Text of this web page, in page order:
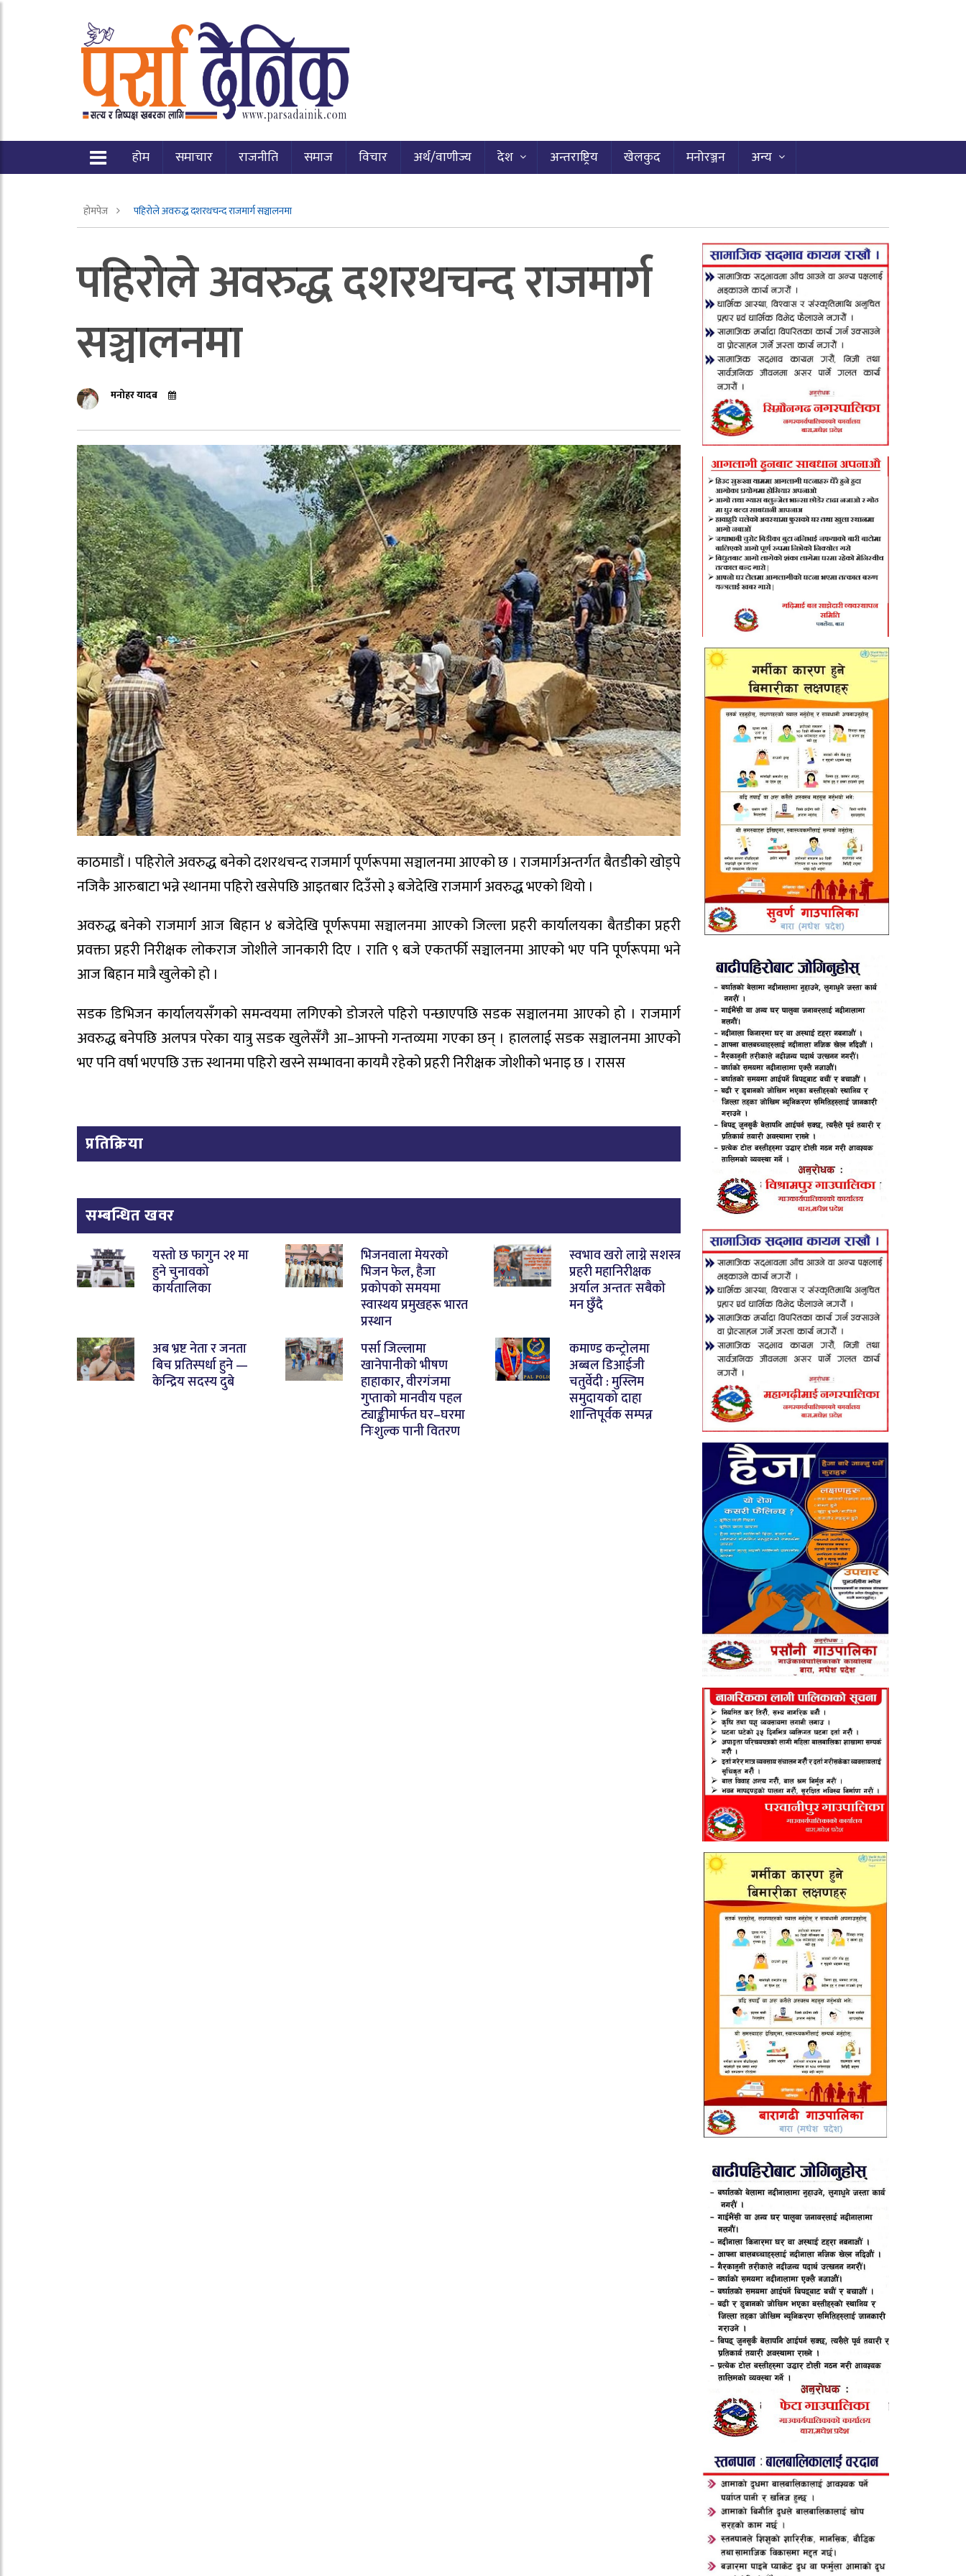
होम समाचार राजनीति समाज विचार अर्थ/वाणीज्य देश अन्तराष्ट्रिय खेलकुद मनोरञ्जन अन्य
होमपेज पहिरोले अवरुद्ध दशरथचन्द राजमार्ग सञ्चालनमा
पहिरोले अवरुद्ध दशरथचन्द राजमार्ग
सञ्चालनमा
मनोहर यादब
काठमाडौं । पहिरोले अवरुद्ध बनेको दशरथचन्द राजमार्ग पूर्णरूपमा सञ्चालनमा आएको छ । राजमार्गअन्तर्गत बैतडीको खोड्पे
नजिकै आरुबाटा भन्ने स्थानमा पहिरो खसेपछि आइतबार दिउँसो ३ बजेदेखि राजमार्ग अवरुद्ध भएको थियो ।
अवरुद्ध बनेको राजमार्ग आज बिहान ४ बजेदेखि पूर्णरूपमा सञ्चालनमा आएको जिल्ला प्रहरी कार्यालयका बैतडीका प्रहरी
प्रवक्ता प्रहरी निरीक्षक लोकराज जोशीले जानकारी दिए । राति ९ बजे एकतर्फी सञ्चालनमा आएको भए पनि पूर्णरूपमा भने
आज बिहान मात्रै खुलेको हो ।
सडक डिभिजन कार्यालयसँगको समन्वयमा लगिएको डोजरले पहिरो पन्छाएपछि सडक सञ्चालनमा आएको हो । राजमार्ग
अवरुद्ध बनेपछि अलपत्र परेका यात्रु सडक खुलेसँगै आ–आफ्नो गन्तव्यमा गएका छन् । हाललाई सडक सञ्चालनमा आएको
भए पनि वर्षा भएपछि उक्त स्थानमा पहिरो खस्ने सम्भावना कायमै रहेको प्रहरी निरीक्षक जोशीको भनाइ छ । रासस
प्रतिक्रिया
सम्बन्धित खवर
यस्तो छ फागुन २१ मा
हुने चुनावको
कार्यतालिका
भिजनवाला मेयरको
भिजन फेल, हैजा
प्रकोपको समयमा
स्वास्थय प्रमुखहरू भारत
प्रस्थान
स्वभाव खरो लाग्ने सशस्त्र
प्रहरी महानिरीक्षक
अर्याल अन्ततः सबैको
मन छुँदै
अब भ्रष्ट नेता र जनता
बिच प्रतिस्पर्धा हुने —
केन्द्रिय सदस्य दुबे
पर्सा जिल्लामा
खानेपानीको भीषण
हाहाकार, वीरगंजमा
गुप्ताको मानवीय पहल
ट्याङ्कीमार्फत घर–घरमा
निःशुल्क पानी वितरण
कमाण्ड कन्ट्रोलमा
अब्बल डिआईजी
चतुर्वेदी : मुस्लिम
समुदायको दाहा
शान्तिपूर्वक सम्पन्न